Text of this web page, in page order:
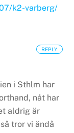
k2-varberg/
i Sthlm har
nåt har
aldrig är
tror vi ändå
REPLY